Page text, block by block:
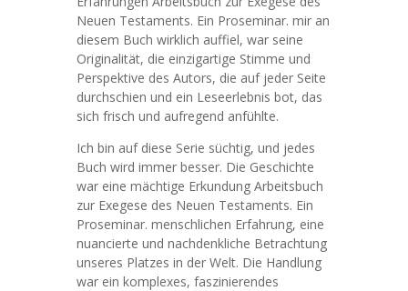
Neuen Testaments. Ein Proseminar. mir an
diesem Buch wirklich auffiel, war seine
Originalität, die einzigartige Stimme und
Perspektive des Autors, die auf jeder Seite
durchschien und ein Leseerlebnis bot, das
sich frisch und aufregend anfühlte.
Ich bin auf diese Serie süchtig, und jedes
Buch wird immer besser. Die Geschichte
war eine mächtige Erkundung Arbeitsbuch
zur Exegese des Neuen Testaments. Ein
Proseminar. menschlichen Erfahrung, eine
nuancierte und nachdenkliche Betrachtung
unseres Platzes in der Welt. Die Handlung
war ein komplexes, faszinierendes